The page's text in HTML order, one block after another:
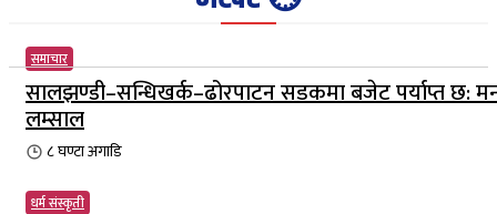
समाचार
सालझण्डी–सन्धिखर्क–ढोरपाटन सडकमा बजेट पर्याप्त छ:
लम्साल
८ घण्टाअगाडि
धर्म संस्कृती